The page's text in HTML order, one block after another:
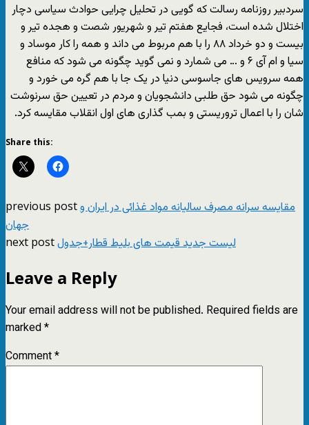
سردبیر روزنامه رسالت که گویی در تحلیل چرایی حوادث سیاسی دچار
اختلال شده است، فجایع هفتم تیر و شهریور شصت و هجده تیر و
بیست و دو خرداد ۸۸ را با هم مربوط می داند و همه را کار موساد و
سیا و ام آی ۶ و … می شمارد و نمی گوید چگونه می شود که منافع
همه سرویس های جاسوسی دنیا در یک جا با هم گره می خورد و
چگونه می شود حق طلبی دانشجویان و مردم در تعیین حق سرنوشت
شان را با اعمال تروریستی و بمب گذاری های اول انقلاب مقایسه کرد.
Share this:
previous postمقایسه سرانه مصرف سالیانه مواد غذائی در ایران و
جهان
next postلیست جدید قیمت های بلیط قطار+جدول
Leave a Reply
Your email address will not be published. Required fields are
marked*
Comment*